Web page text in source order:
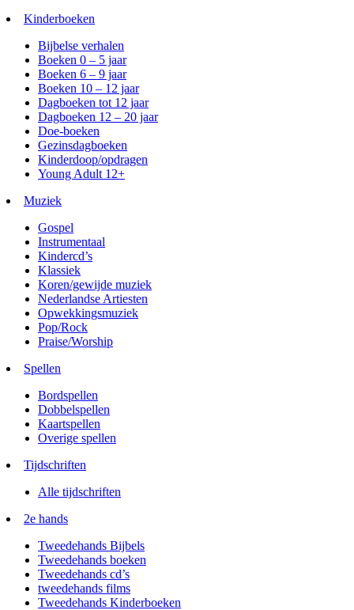
Kinderboeken
Bijbelse verhalen
Boeken 0 – 5 jaar
Boeken 6 – 9 jaar
Boeken 10 – 12 jaar
Dagboeken tot 12 jaar
Dagboeken 12 – 20 jaar
Doe-boeken
Gezinsdagboeken
Kinderdoop/opdragen
Young Adult 12+
Muziek
Gospel
Instrumentaal
Kindercd’s
Klassiek
Koren/gewijde muziek
Nederlandse Artiesten
Opwekkingsmuziek
Pop/Rock
Praise/Worship
Spellen
Bordspellen
Dobbelspellen
Kaartspellen
Overige spellen
Tijdschriften
Alle tijdschriften
2e hands
Tweedehands Bijbels
Tweedehands boeken
Tweedehands cd’s
tweedehands films
Tweedehands Kinderboeken